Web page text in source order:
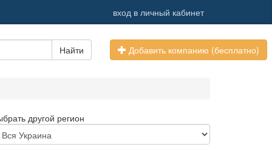
вход в личный кабинет
Найти Добавить компанию (бесплатно)
другой регион